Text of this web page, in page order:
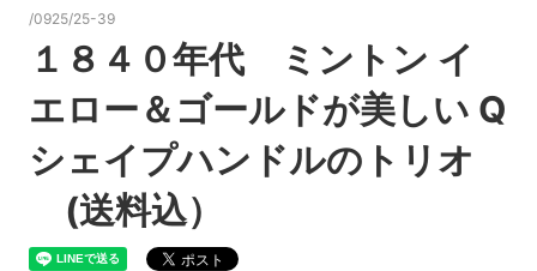
/0925/25-39
１８４０年代 ミントン イ
エロー＆ゴールドが美しい Q
シェイプハンドルのトリオ
(送料込）